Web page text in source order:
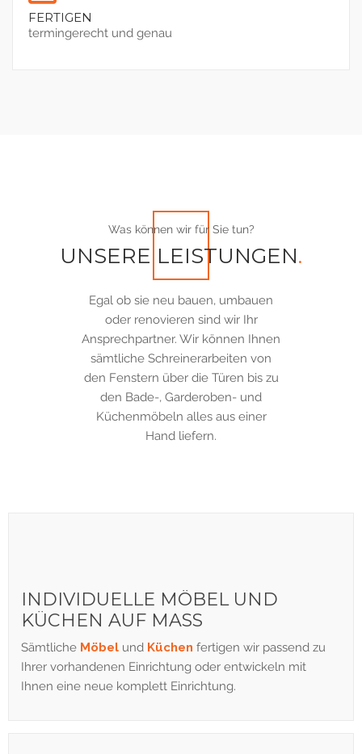
FERTIGEN
termingerecht und genau
Was können wir für Sie tun?
UNSERE LEISTUNGEN.
Egal ob sie neu bauen, umbauen
oder renovieren sind wir Ihr
Ansprechpartner. Wir können Ihnen
sämtliche Schreinerarbeiten von
den Fenstern über die Türen bis zu
den Bade-, Garderoben- und
Küchenmöbeln alles aus einer
Hand liefern.
INDIVIDUELLE MÖBEL UND
KÜCHEN AUF MASS
Sämtliche Möbel und Küchen fertigen wir passend zu
Ihrer vorhandenen Einrichtung oder entwickeln mit
Ihnen eine neue komplett Einrichtung.